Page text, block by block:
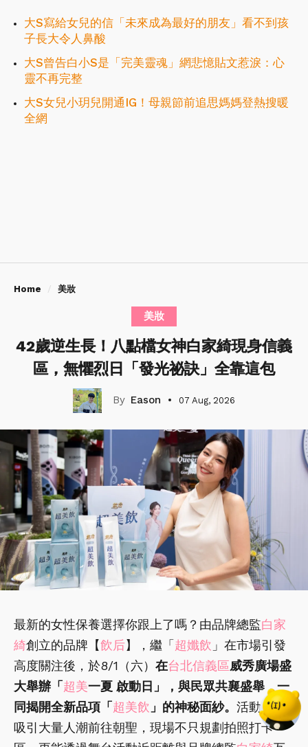
大S寫給女兒的信「未來成為最好的朋友」看不到孩
子長大令人鼻酸
大S曾告白小S是「完美靈魂」網悲憶貼文惹淚：心
靈不再完整
大S女兒小玥兒開通IG！母親節前追思媽媽登熱搜暖
全網
Home 美妝
美妝
42歲逆生長！八點檔女神白家綺現身信義
區，無懼烈日「發光祕訣」全靠這包
Eason 07 Aug, 2026
最新的女性保養選擇你跟上了嗎？由品牌總監白家
綺創立的品牌【飲后】，繼「 超孅飲 」在市場引發
高度關注後，於8/1（六） 在台北信義區威秀廣場盛
大舉辦「 超美一夏 啟動日」，與民眾共襄盛舉，一
同揭開全新品項「 超美飲 」的神秘面紗。 活動當天
吸引大量人潮前往朝聖，現場不只規劃拍照打卡